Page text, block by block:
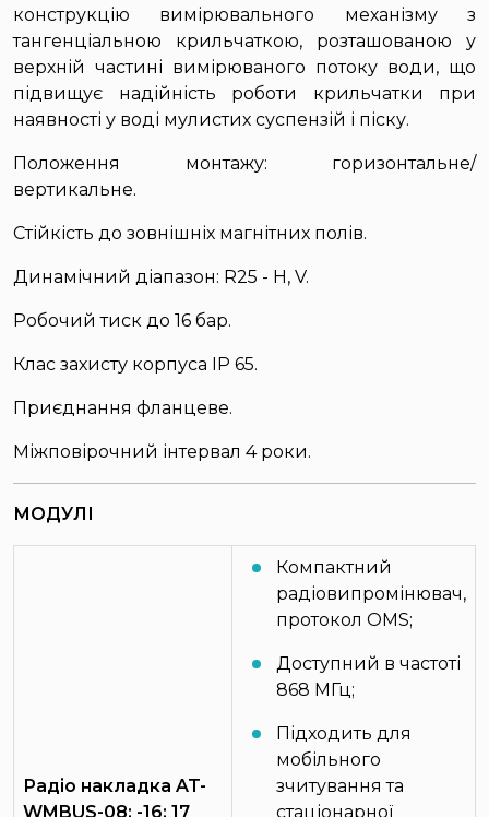
конструкцію вимірювального механізму з
тангенціальною крильчаткою, розташованою у
верхній частині вимірюваного потоку води, що
підвищує надійність роботи крильчатки при
наявності у воді мулистих суспензій і піску.
Положення монтажу: горизонтальне/
вертикальне.
Стійкість до зовнішніх магнітних полів.
Динамічний діапазон: R25 - H, V.
Робочий тиск до 16 бар.
Клас захисту корпуса IP 65.
Приєднання фланцеве.
Міжповірочний інтервал 4 роки.
МОДУЛІ
Радіо накладка AT-
WMBUS-08; -16; 17
Компактний
радіовипромінювач,
протокол OMS;
Доступний в частоті
868 МГц;
Підходить для
мобільного
зчитування та
стаціонарної